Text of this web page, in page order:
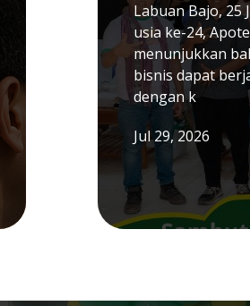
Labuan Bajo, 25
usia ke-24,
menunjukkan
bisnis dapat
dengan k
Jul 29, 2026